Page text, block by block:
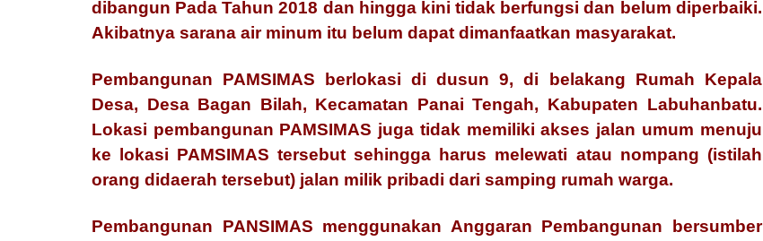
dibangun Pada Tahun 2018 dan hingga kini tidak berfungsi dan belum diperbaiki.
Akibatnya sarana air minum itu belum dapat dimanfaatkan masyarakat.
Pembangunan PAMSIMAS berlokasi di dusun 9, di belakang Rumah Kepala
Desa, Desa Bagan Bilah, Kecamatan Panai Tengah, Kabupaten Labuhanbatu.
Lokasi pembangunan PAMSIMAS juga tidak memiliki akses jalan umum menuju
ke lokasi PAMSIMAS tersebut sehingga harus melewati atau nompang (istilah
orang didaerah tersebut) jalan milik pribadi dari samping rumah warga.
Pembangunan PANSIMAS menggunakan Anggaran Pembangunan bersumber